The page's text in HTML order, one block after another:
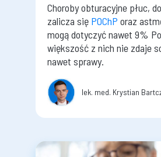
Choroby obturacyjne płuc,
zalicza się POChP oraz
mogą dotyczyć nawet 9%
większość z nich nie zdaje
nawet sprawy.
lek. med. Krystian